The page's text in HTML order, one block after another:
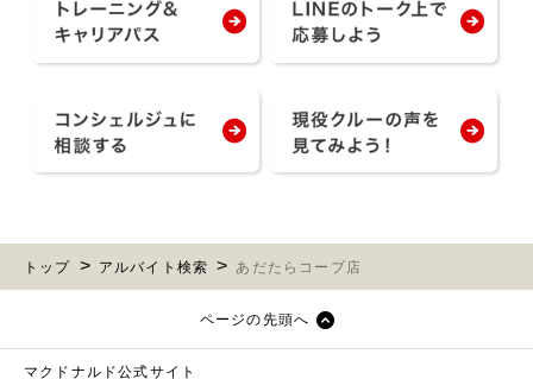
トップ アルバイト検索 あだたらコープ店
ページの先頭へ
マクドナルド公式サイト